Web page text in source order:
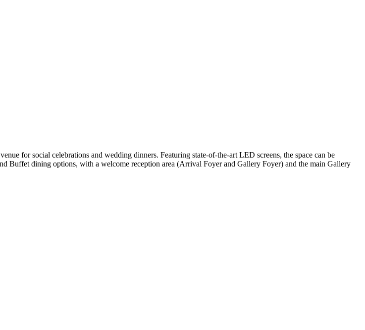
for social celebrations and wedding dinners. Featuring state-of-the-art LED screens, the space can be
Buffet dining options, with a welcome reception area (Arrival Foyer and Gallery Foyer) and the main Gallery